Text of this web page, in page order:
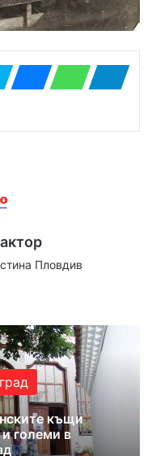
Пловдив
ub
e
ra
m
къщи
големи в